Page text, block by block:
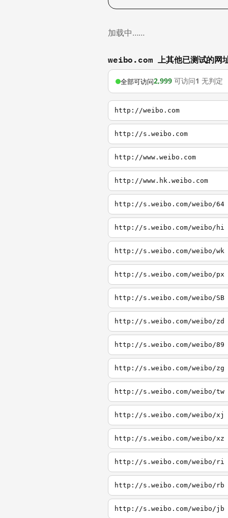
加载中……
weibo.com 上其他已测试的网
全部可访问2,999 可访问1 无判定
http://weibo.com
http://s.weibo.com
http://www.weibo.com
http://www.hk.weibo.com
http://s.weibo.com/weibo/64
http://s.weibo.com/weibo/hi
http://s.weibo.com/weibo/wk
http://s.weibo.com/weibo/px
http://s.weibo.com/weibo/SB
http://s.weibo.com/weibo/zd
http://s.weibo.com/weibo/89
http://s.weibo.com/weibo/zg
http://s.weibo.com/weibo/tw
http://s.weibo.com/weibo/xj
http://s.weibo.com/weibo/xz
http://s.weibo.com/weibo/ri
http://s.weibo.com/weibo/rb
http://s.weibo.com/weibo/jb